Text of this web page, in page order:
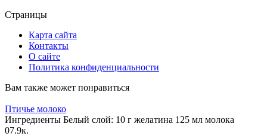
Страницы
Карта сайта
Контакты
О сайте
Политика конфиденциальности
Вам также может понравиться
Птичье молоко
Ингредиенты Белый слой: 10 г желатина 125 мл молока
07.9к.